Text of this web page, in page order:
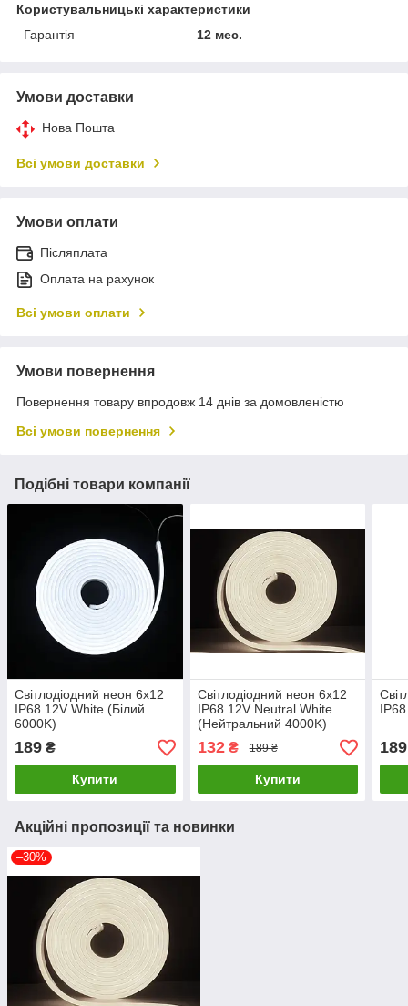
Користувальницькі характеристики
Гарантія
12 мес.
Умови доставки
Нова Пошта
Всі умови доставки
Умови оплати
Післяплата
Оплата на рахунок
Всі умови оплати
Умови повернення
Повернення товару впродовж 14 днів за домовленістю
Всі умови повернення
Подібні товари компанії
Світлодіодний неон 6x12
IP68 12V White (Білий
6000K)
189 ₴
Купити
Світлодіодний неон 6x12
IP68 12V Neutral White
(Нейтральний 4000K)
132₴ 189 ₴
Купити
189
Акційні пропозиції та новинки
–30%